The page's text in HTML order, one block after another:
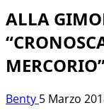
ALLA
Benty 5 Marzo